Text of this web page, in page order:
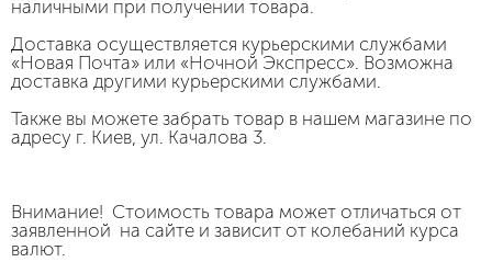
наличными при получении товара.
Доставка осуществляется курьерскими службами
«Новая Почта» или «Ночной Экспресс». Возможна
доставка другими курьерскими службами.
Также вы можете забрать товар в нашем магазине по
адресу г. Киев, ул. Качалова 3.
Внимание! Стоимость товара может отличаться от
заявленной на сайте и зависит от колебаний курса
валют.